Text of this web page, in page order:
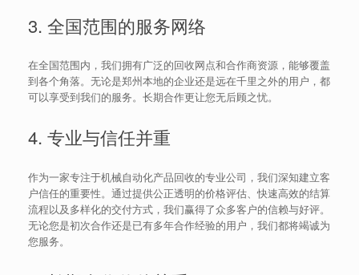
3. 全国范围的服务网络
在全国范围内，我们拥有广泛的回收网点和合作商资源，能够覆盖
到各个角落。无论是郑州本地的企业还是远在千里之外的用户，都
可以享受到我们的服务。长期合作更让您无后顾之忧。
4. 专业与信任并重
作为一家专注于机械自动化产品回收的专业公司，我们深知建立客
户信任的重要性。通过提供公正透明的价格评估、快速高效的结算
流程以及多样化的交付方式，我们赢得了众多客户的信赖与好评。
无论您是初次合作还是已有多年合作经验的用户，我们都将竭诚为
您服务。